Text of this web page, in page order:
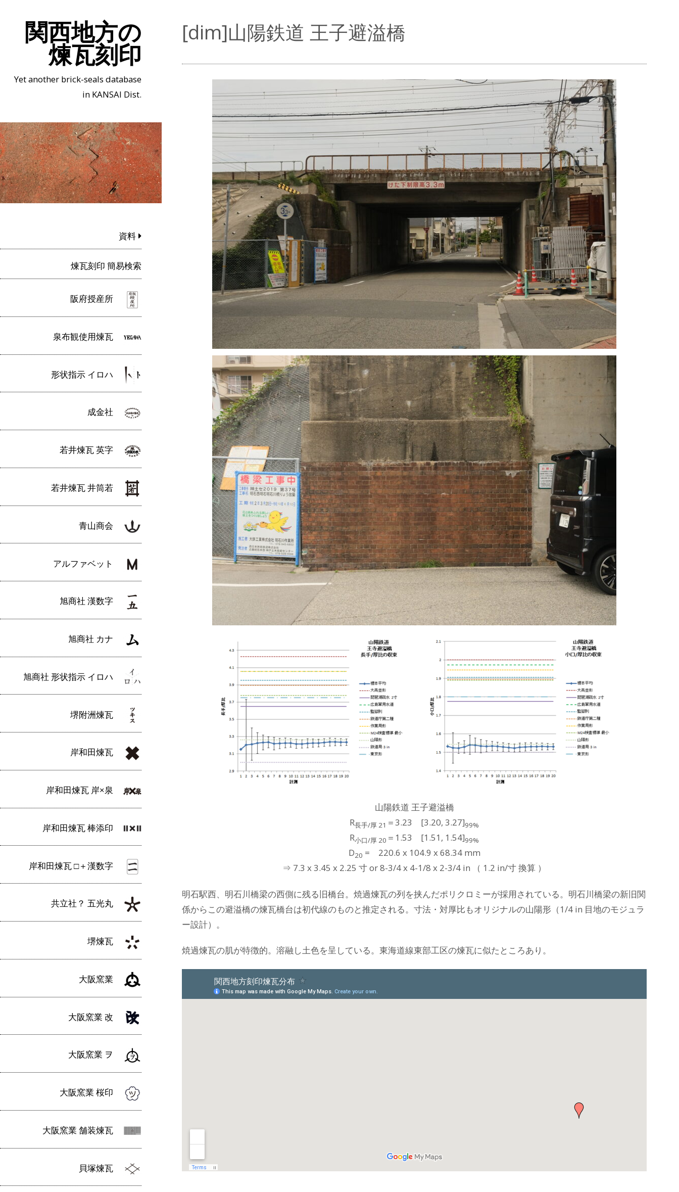
関西地方の
煉瓦刻印
Yet another brick-seals database
in KANSAI Dist.
資料
煉瓦刻印 簡易検索
阪府授産所
泉布観使用煉瓦
形状指示 イロハ
成金社
若井煉瓦 英字
若井煉瓦 井筒若
青山商会
アルファベット
旭商社 漢数字
旭商社 カナ
旭商社 形状指示 イロハ
堺附洲煉瓦
岸和田煉瓦
岸和田煉瓦 岸×泉
岸和田煉瓦 棒添印
岸和田煉瓦 □＋漢数字
共立社？ 五光丸
堺煉瓦
大阪窯業
大阪窯業 改
大阪窯業 ヲ
大阪窯業 桜印
大阪窯業 舗装煉瓦
貝塚煉瓦
[dim]山陽鉄道 王子避溢橋
山陽鉄道 王子避溢橋
R長手/厚 21 ＝3.23 [3.20, 3.27]99%
R小口/厚 20 ＝1.53 [1.51, 1.54]99%
D20 = 220.6 x 104.9 x 68.34 mm
⇒ 7.3 x 3.45 x 2.25 寸 or 8-3/4 x 4-1/8 x 2-3/4 in （ 1.2 in/寸 換算 ）
明石駅西、明石川橋梁の西側に残る旧橋台。焼過煉瓦の列を挟んだポリクロミーが採用されている。明石川橋梁の新旧関
係からこの避溢橋の煉瓦橋台は初代線のものと推定される。寸法・対厚比もオリジナルの山陽形（1/4 in 目地のモジュラ
ー設計）。
焼過煉瓦の肌が特徴的。溶融し土色を呈している。東海道線東部工区の煉瓦に似たところあり。